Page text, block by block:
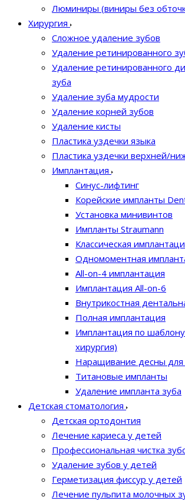
Люминиры (виниры без
Хирургия
Сложное удаление зубов
Удаление ретинированного
Удаление ретинированного
зуба
Удаление зуба мудрости
Удаление корней зубов
Удаление кисты
Пластика уздечки языка
Пластика уздечки верхней/
Имплантация
Синус-лифтинг
Корейские импланты
Установка минивинтов
Импланты Straumann
Классическая
Одномоментная
All-on-4 имплантация
Имплантация All-on-6
Внутрикостная
Полная имплантация
Имплантация по
хирургия)
Наращивание десны для
Титановые импланты
Удаление импланта зуба
Детская стоматология
Детская ортодонтия
Лечение кариеса у детей
Профессиональная чистка
Удаление зубов у детей
Герметизация фиссур у детей
Лечение пульпита молочных